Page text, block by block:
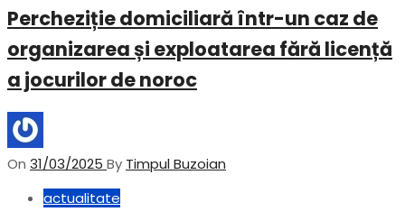
Percheziție domiciliară într-un caz de
organizarea și exploatarea fără licență
a jocurilor de noroc
On 31/03/2025 By Timpul Buzoian
actualitate